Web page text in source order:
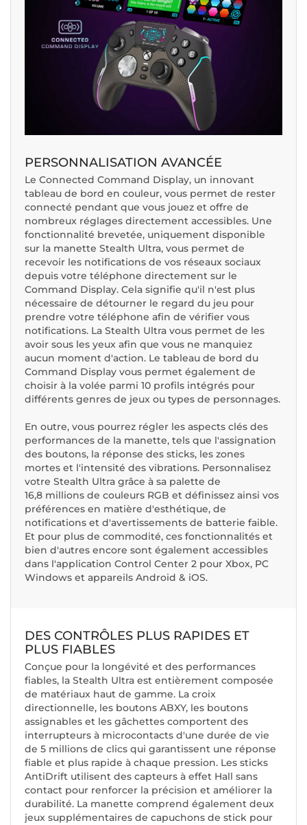
PERSONNALISATION AVANCÉE
Le Connected Command Display, un innovant
tableau de bord en couleur, vous permet de rester
connecté pendant que vous jouez et offre de
nombreux réglages directement accessibles. Une
fonctionnalité brevetée, uniquement disponible
sur la manette Stealth Ultra, vous permet de
recevoir les notifications de vos réseaux sociaux
depuis votre téléphone directement sur le
Command Display. Cela signifie qu'il n'est plus
nécessaire de détourner le regard du jeu pour
prendre votre téléphone afin de vérifier vous
notifications. La Stealth Ultra vous permet de les
avoir sous les yeux afin que vous ne manquiez
aucun moment d'action. Le tableau de bord du
Command Display vous permet également de
choisir à la volée parmi 10 profils intégrés pour
différents genres de jeux ou types de personnages.
En outre, vous pourrez régler les aspects clés des
performances de la manette, tels que l'assignation
des boutons, la réponse des sticks, les zones
mortes et l'intensité des vibrations. Personnalisez
votre Stealth Ultra grâce à sa palette de
16,8 millions de couleurs RGB et définissez ainsi vos
préférences en matière d'esthétique, de
notifications et d'avertissements de batterie faible.
Et pour plus de commodité, ces fonctionnalités et
bien d'autres encore sont également accessibles
dans l'application Control Center 2 pour Xbox, PC
Windows et appareils Android & iOS.
DES CONTRÔLES PLUS RAPIDES ET
PLUS FIABLES
Conçue pour la longévité et des performances
fiables, la Stealth Ultra est entièrement composée
de matériaux haut de gamme. La croix
directionnelle, les boutons ABXY, les boutons
assignables et les gâchettes comportent des
interrupteurs à microcontacts d'une durée de vie
de 5 millions de clics qui garantissent une réponse
fiable et plus rapide à chaque pression. Les sticks
AntiDrift utilisent des capteurs à effet Hall sans
contact pour renforcer la précision et améliorer la
durabilité. La manette comprend également deux
jeux supplémentaires de capuchons de stick pour